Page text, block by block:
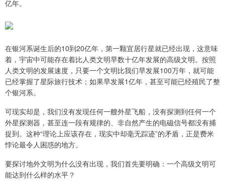
亿年。
在银河系诞生后的10到20亿年，第一颗宜居行星就已经出现，这意味
着，宇宙中可能存在着比人类文明早数十亿年发展的高级文明。按照
人类文明的发展速度，只要一个文明比我们早发展100万年，就可能
已经掌握了星际旅行技术；如果早发展1亿年，甚至可能已经殖民了整
个银河系。
可现实却是，我们没有发现任何一艘外星飞船，没有探测到任何一个
外星探测器，甚至连一段有规律的、非自然产生的电磁信号都没有捕
捉到。这种“理论上应该存在，现实中却毫无踪迹”的矛盾，正是费米
悖论最令人困惑的地方。
要探讨地外文明为什么没有出现，我们首先要明确：一个高级文明可
能达到什么样的水平？